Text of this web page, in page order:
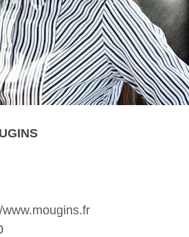
www.mougins.fr